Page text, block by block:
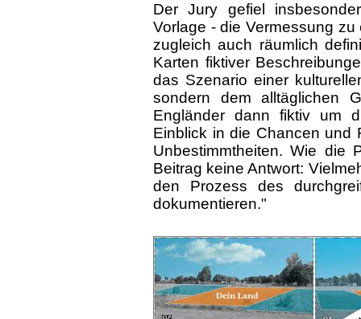
Der Jury gefiel
Vorlage - die Vermessung
zugleich auch räumlich
Karten fiktiver
das Szenario einer
sondern dem alltäglichen
Engländer dann fiktiv um
Einblick in die Chancen und
Unbestimmtheiten. Wie die
Beitrag keine Antwort:
den Prozess des
dokumentieren."